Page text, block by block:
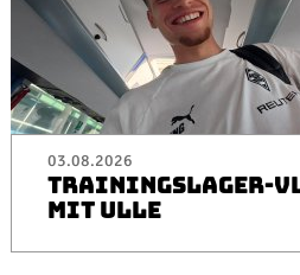
03.08.2026
TRAININGSLAGER-
MIT ULLE